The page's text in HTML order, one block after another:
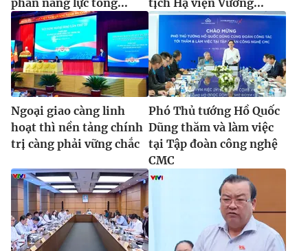
Ngoại giao càng linh
hoạt thì nền tảng chính
trị càng phải vững chắc
Phó Thủ tướng Hồ Quốc
Dũng thăm và làm việc
tại Tập đoàn công nghệ
CMC